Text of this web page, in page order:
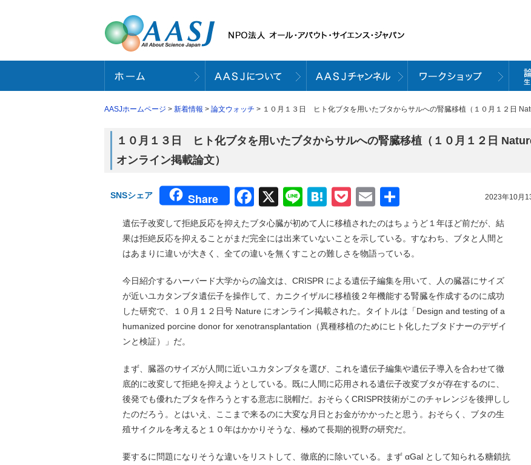
AASJホームページ > 新着情報 > 論文ウォッチ > １０月１３日 ヒト化ブタを用いたブタからサルへの腎臓移植（１０月１２日
１０月１３日 ヒト化ブタを用いたブタからサルへの腎臓移植（１０月１２日
オンライン掲載論文）
2023年10月
SNSシェア Share Facebook
X LineHatena
Pocket
Email
有
遺伝子改変して拒絶反応を抑えたブタ心臓が初めて人に移植されたのはちょうど１年ほど前だが、結
果は拒絶反応を抑えることがまだ完全には出来ていないことを示している。すなわち、ブタと人間と
はあまりに違いが大きく、全ての違いを無くすことの難しさを物語っている。
今日紹介するハーバード大学からの論文は、CRISPR による遺伝子編集を用いて、人の臓器にサイズ
が近いユカタンブタ遺伝子を操作して、カニクイザルに移植後２年機能する腎臓を作成するのに成功
した研究で、１０月１２日号 Nature にオンライン掲載された。タイトルは「Design and testing of a
humanized porcine donor for xenotransplantation（異種移植のためにヒト化したブタドナーのデザイ
ンと検証）」だ。
まず、臓器のサイズが人間に近いユカタンブタを選び、これを遺伝子編集や遺伝子導入を合わせて徹
底的に改変して拒絶を抑えようとしている。既に人間に応用される遺伝子改変ブタが存在するのに、
後発でも優れたブタを作ろうとする意志に脱帽だ。おそらくCRISPR技術がこのチャレンジを後押しし
たのだろう。とはいえ、ここまで来るのに大変な月日とお金がかかったと思う。おそらく、ブタの生
殖サイクルを考えると１０年はかかりそうな、極めて長期的視野の研究だ。
要するに問題になりそうな違いをリストして、徹底的に除いている。まず αGal として知られる糖鎖抗